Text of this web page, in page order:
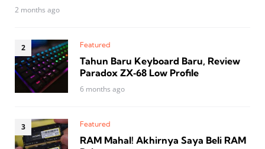
2 months ago
Featured
Tahun Baru Keyboard Baru, Review
Paradox ZX‑68 Low Profile
6 months ago
Featured
RAM Mahal! Akhirnya Saya Beli RAM